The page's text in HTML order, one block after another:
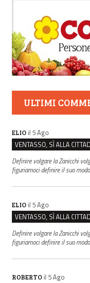
ULTIMI
ELIO il 5 Ago
Definire volgare la Zanicchi
figuriamoci definire il suo
ELIO il 5 Ago
Definire volgare la Zanicchi
figuriamoci definire il suo
ROBERTO il 5 Ago